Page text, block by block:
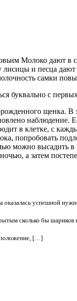
Молоко дают
лисицы и песца
самки
буквально с
щенка. В
наблюдение.
в клетке, с
попробовать
можно высадить
а затем
оказалась успешной
сколько бы
положение, […]